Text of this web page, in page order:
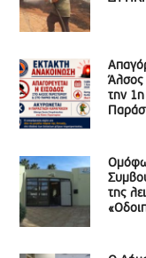
Άλσος
την
της